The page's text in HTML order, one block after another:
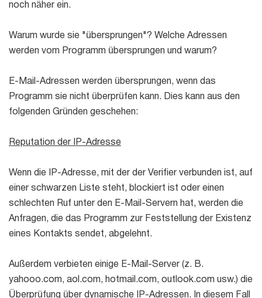
noch näher ein.
Warum wurde sie "übersprungen"? Welche Adressen
werden vom Programm übersprungen und warum?
E-Mail-Adressen werden übersprungen, wenn das
Programm sie nicht überprüfen kann. Dies kann aus den
folgenden Gründen geschehen:
Reputation der IP-Adresse
Wenn die IP-Adresse, mit der der Verifier verbunden ist, auf
einer schwarzen Liste steht, blockiert ist oder einen
schlechten Ruf unter den E-Mail-Servern hat, werden die
Anfragen, die das Programm zur Feststellung der Existenz
eines Kontakts sendet, abgelehnt.
Außerdem verbieten einige E-Mail-Server (z. B.
yahooo.com, aol.com, hotmail.com, outlook.com usw.) die
Überprüfung über dynamische IP-Adressen. In diesem Fall